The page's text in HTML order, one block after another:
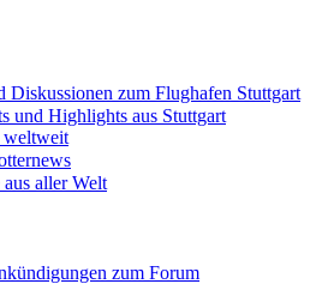
zum Flughafen Stuttgart
Highlights aus Stuttgart
weltweit
aller Welt
zum Forum